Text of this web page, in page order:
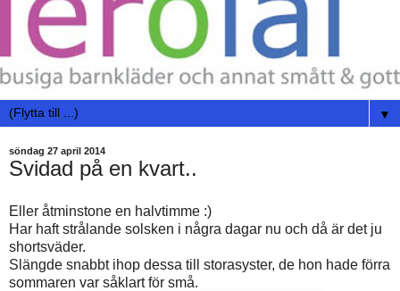
▼
söndag 27 april 2014
Svidad på en kvart..
Eller åtminstone en halvtimme :)
Har haft strålande solsken i några dagar nu och då är det ju
shortsväder.
Slängde snabbt ihop dessa till storasyster, de hon hade förra
sommaren var såklart för små.